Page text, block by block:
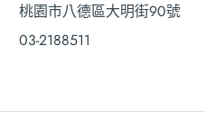
桃園市八德區大明街90號
03-2188511